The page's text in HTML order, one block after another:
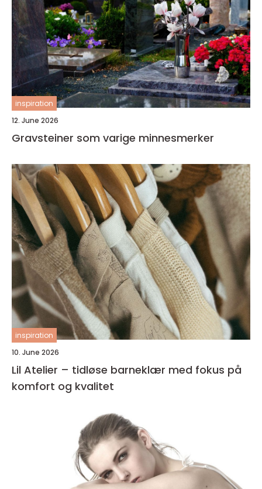
inspiration
12. June 2026
Gravsteiner som varige minnesmerker
inspiration
10. June 2026
Lil Atelier – tidløse barneklær med fokus på
komfort og kvalitet